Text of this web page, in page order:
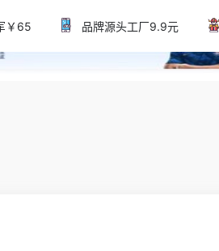
￥65 品牌源头工厂9.9元